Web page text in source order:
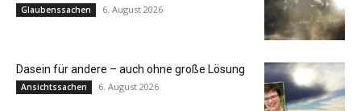
Glaubenssachen 6. August 2026
Dasein für andere – auch ohne große Lösung
Ansichtssachen 6. August 2026